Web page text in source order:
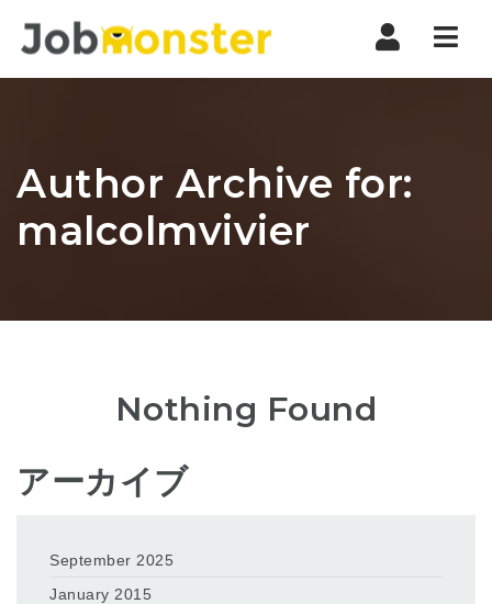
Author Archive for:
malcolmvivier
Nothing Found
アーカイブ
September 2025
January 2015